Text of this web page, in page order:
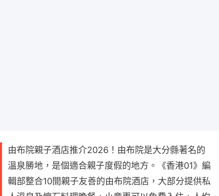
由布院親子酒店推介2026！由布院是大分縣著名的
溫泉勝地，是個適合親子度假的地方。《香港01》編
輯部整合10間親子友善的由布院酒店，大部分提供私